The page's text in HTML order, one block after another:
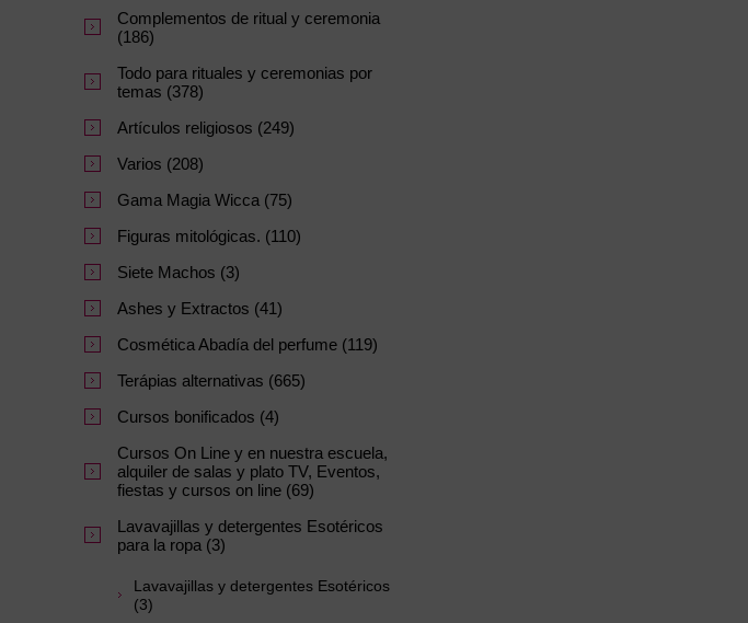
Complementos de ritual y ceremonia
(186)
Todo para rituales y ceremonias por
temas (378)
Artículos religiosos (249)
Varios (208)
Gama Magia Wicca (75)
Figuras mitológicas. (110)
Siete Machos (3)
Ashes y Extractos (41)
Cosmética Abadía del perfume (119)
Terápias alternativas (665)
Cursos bonificados (4)
Cursos On Line y en nuestra escuela,
alquiler de salas y plato TV, Eventos,
fiestas y cursos on line (69)
Lavavajillas y detergentes Esotéricos
para la ropa (3)
Lavavajillas y detergentes Esotéricos
(3)